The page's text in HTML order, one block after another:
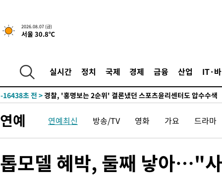
2026.08.07 (금)
서울 30.8℃
실시간 정치 국제 경제 금융 산업 IT·
5시간 전 >내일까지 39도 '펄펄'…기상청 "태풍 지나며 폭염 잠시 꺾인다"
-18960초 전 >
[속보] 뉴욕증시, 혼조 출발…나스닥 0.3%↓, 다우 0.14%↑
-17753초 전 >
-16438초 전 >경찰, '홍명보는 2순위' 결론냈던 스포츠윤리센터도 압수수색
-1782초 전 >
日방위성, 北이 동해로 쏜 발사체는 탄도미사일 가능성
-212초 전 >[속보] SKT, 에이닷 서비스 장애 발생…"원인 파악 중"
16분 전 >'낮 최고 39도' 불볕더위…한밤 열대야도 계속[내일날씨]
연예 연예최신 방송/TV 영화 가요 드라마
톱모델 혜박, 둘째 낳아…"